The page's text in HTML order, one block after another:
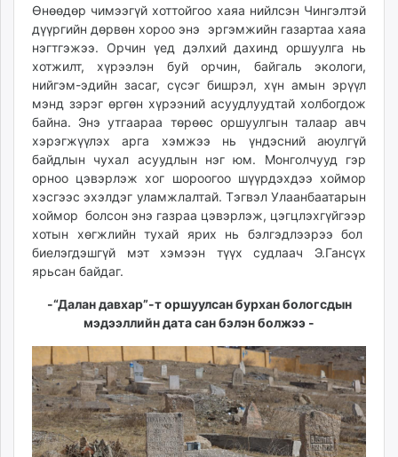
Өнөөдөр чимээгүй хоттойгоо хаяа нийлсэн Чингэлтэй
дүүргийн дөрвөн хороо энэ эргэмжийн газартаа хаяа
нэгтгэжээ. Орчин үед дэлхий дахинд оршуулга нь
хотжилт, хүрээлэн буй орчин, байгаль экологи,
нийгэм-эдийн засаг, сүсэг бишрэл, хүн амын эрүүл
мэнд зэрэг өргөн хүрээний асуудлуудтай холбогдож
байна. Энэ утгаараа төрөөс оршуулгын талаар авч
хэрэгжүүлэх арга хэмжээ нь үндэсний аюулгүй
байдлын чухал асуудлын нэг юм. Монголчууд гэр
орноо цэвэрлэж хог шороогоо шүүрдэхдээ хоймор
хэсгээс эхэлдэг уламжлалтай. Тэгвэл Улаанбаатарын
хоймор болсон энэ газраа цэвэрлэж, цэгцлэхгүйгээр
хотын хөгжлийн тухай ярих нь бэлгэдлээрээ бол
биелэгдэшгүй мэт хэмээн түүх судлаач Э.Гансүх
ярьсан байдаг.
-“Далан давхар”-т оршуулсан бурхан бологсдын
мэдээллийн дата сан бэлэн болжээ -